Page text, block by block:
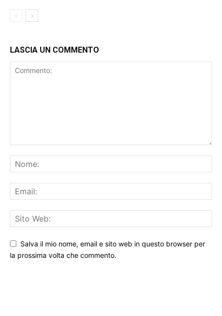
LASCIA UN COMMENTO
Salva il mio nome, email e sito web in questo browser per
la prossima volta che commento.